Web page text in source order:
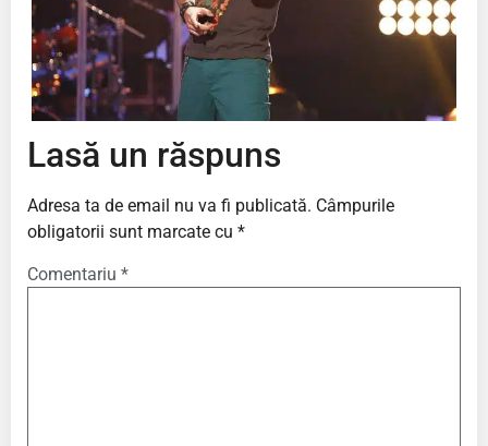
Lasă un răspuns
Adresa ta de email nu va fi publicată. Câmpurile
obligatorii sunt marcate cu *
Comentariu *